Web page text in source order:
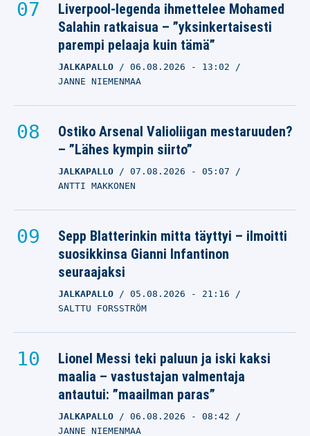
Liverpool-legenda ihmettelee Mohamed
Salahin ratkaisua – ”yksinkertaisesti
parempi pelaaja kuin tämä”
JALKAPALLO 06.08.2026 - 13:02
JANNE NIEMENMAA
Ostiko Arsenal Valioliigan mestaruuden?
– ”Lähes kympin siirto”
JALKAPALLO 07.08.2026 - 05:07
ANTTI MAKKONEN
Sepp Blatterinkin mitta täyttyi – ilmoitti
suosikkinsa Gianni Infantinon
seuraajaksi
JALKAPALLO 05.08.2026 - 21:16
SALTTU FORSSTRÖM
Lionel Messi teki paluun ja iski kaksi
maalia – vastustajan valmentaja
antautui: ”maailman paras”
JALKAPALLO 06.08.2026 - 08:42
JANNE NIEMENMAA